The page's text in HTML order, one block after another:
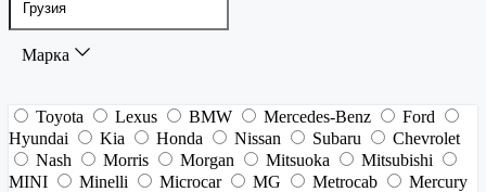
Марка
Toyota Lexus BMW Mercedes-Benz
Ford
Hyundai
Kia Honda Nissan Subaru
Chevrolet
Nash
Morris Morgan Mitsuoka
Mitsubishi
MINI
Minelli Microcar MG Metrocab
Mercury